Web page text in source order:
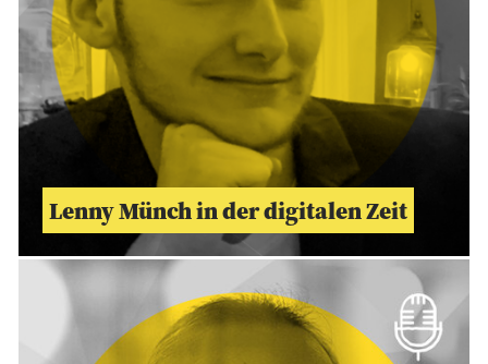
Lenny Münch in der digitalen Zeit